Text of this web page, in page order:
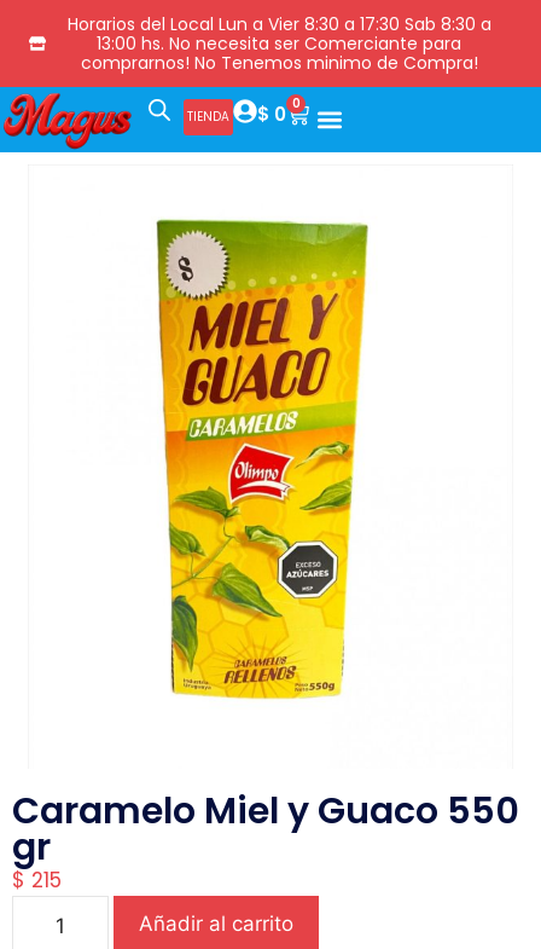
Horarios del Local Lun a Vier 8:30 a 17:30 Sab 8:30 a
13:00 hs. No necesita ser Comerciante para
comprarnos! No Tenemos minimo de Compra!
TIENDA $ 0 0
Caramelo Miel y Guaco 550
gr
$ 215
Añadir al carrito